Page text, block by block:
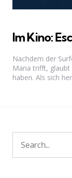
Im Kino:
Nachdem der
Maria trifft, glaubt
haben. Als sich
Search
for: